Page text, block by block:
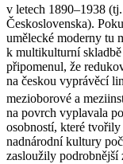
v letech 1890–1938
Československa).
umělecké moderny tu
k multikulturní
připomenul, že
na českou vyprávěcí
mezioborové a
na povrch vyplavala
osobností, které tvořily
nadnárodní kultury
zasloužily podrobnější